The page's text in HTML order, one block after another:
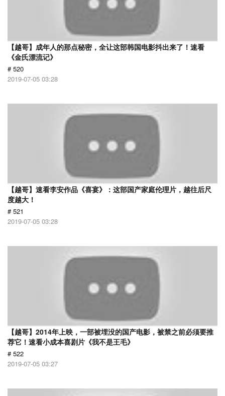
【越哥】成年人的那点秘密，全让这部韩国电影抖出来了！速看
《金氏漂流记》
# 520
2019-07-05 03:28
【越哥】速看李安作品《喜宴》：这部国产家庭伦理片，越往后尺
度越大！
# 521
2019-07-05 03:28
【越哥】2014年上映，一部被埋没的国产电影，被禁之前必须要推
荐它！速看小成本喜剧片《我不是王毛》
# 522
2019-07-05 03:27